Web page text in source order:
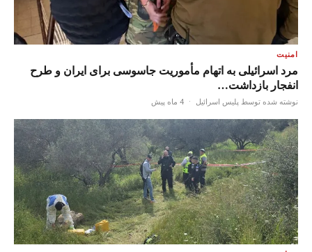
امنیت
مرد اسرائیلی به اتهام مأموریت جاسوسی برای ایران و طرح
انفجار بازداشت…
نوشته شده توسط پلیس اسرائیل · 4 ماه پیش